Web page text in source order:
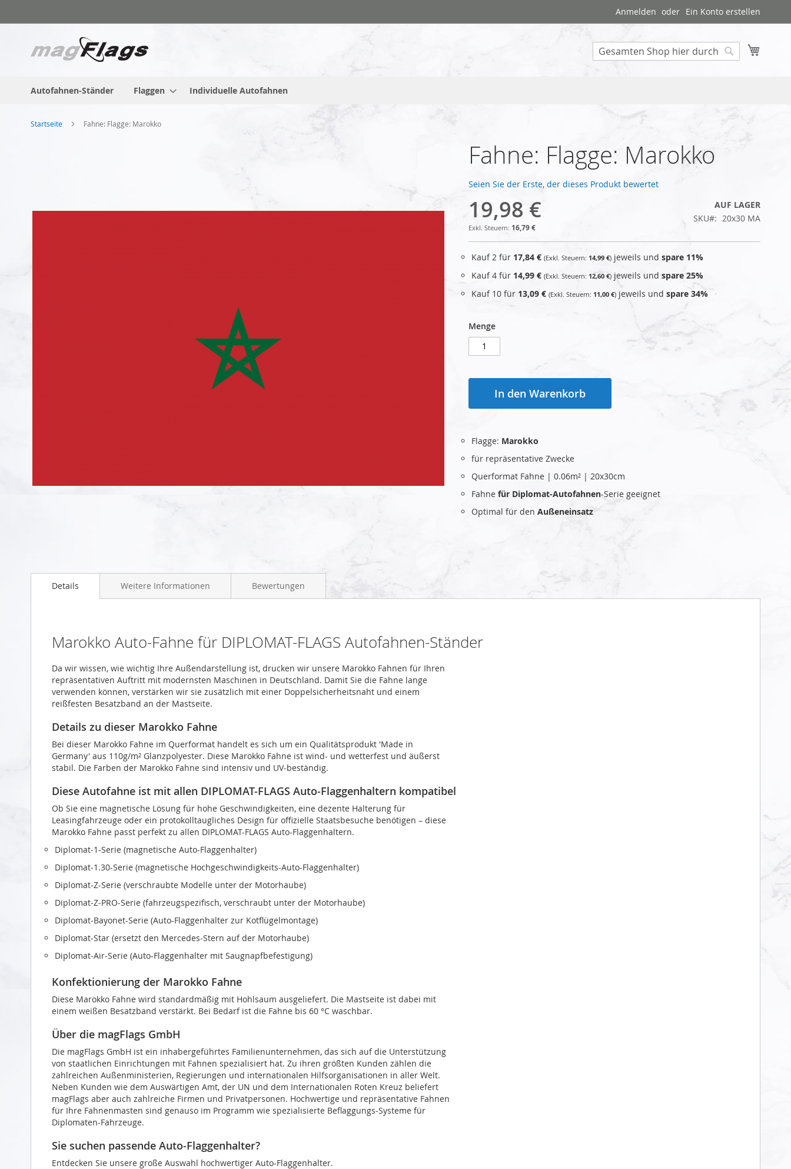
Inhalt
Anmelden Ein Konto erstellen
Autofahnen-Ständer Flaggen Individuelle Autofahnen
Startseite Fahne: Flagge: Marokko
Anfang
Fahne: Flagge: Marokko
Seien Sie der Erste, der dieses Produkt bewertet
19,98 €
16,79 €
AUF LAGER
SKU
20x30 MA
Kauf 2 für 17,84 € 14,99 € jeweils und spare 11%
Kauf 4 für 14,99 € 12,60 € jeweils und spare 25%
Kauf 10 für 13,09 € 11,00 € jeweils und spare 34%
Menge
In den Warenkorb
Flagge: Marokko
für repräsentative Zwecke
Querformat Fahne | 0.06m² | 20x30cm
Fahne für Diplomat-Autofahnen-Serie geeignet
Optimal für den Außeneinsatz
Details
Marokko Auto-Fahne für DIPLOMAT-FLAGS Autofahnen-Ständer
Da wir wissen, wie wichtig Ihre Außendarstellung ist, drucken wir unsere Marokko Fahnen für Ihren
repräsentativen Auftritt mit modernsten Maschinen in Deutschland. Damit Sie die Fahne lange
verwenden können, verstärken wir sie zusätzlich mit einer Doppelsicherheitsnaht und einem
reißfesten Besatzband an der Mastseite.
Details zu dieser Marokko Fahne
Bei dieser Marokko Fahne im Querformat handelt es sich um ein Qualitätsprodukt 'Made in
Germany' aus 110g/m² Glanzpolyester. Diese Marokko Fahne ist wind- und wetterfest und äußerst
stabil. Die Farben der Marokko Fahne sind intensiv und UV-beständig.
Diese Autofahne ist mit allen DIPLOMAT-FLAGS Auto-Flaggenhaltern kompatibel
Ob Sie eine magnetische Lösung für hohe Geschwindigkeiten, eine dezente Halterung für
Leasingfahrzeuge oder ein protokolltaugliches Design für offizielle Staatsbesuche benötigen – diese
Marokko Fahne passt perfekt zu allen DIPLOMAT-FLAGS Auto-Flaggenhaltern.
Diplomat‑1-Serie (magnetische Auto-Flaggenhalter)
Diplomat‑1.30-Serie (magnetische Hochgeschwindigkeits-Auto-Flaggenhalter)
Diplomat‑Z-Serie (verschraubte Modelle unter der Motorhaube)
Diplomat‑Z‑PRO-Serie (fahrzeugspezifisch, verschraubt unter der Motorhaube)
Diplomat‑Bayonet-Serie (Auto-Flaggenhalter zur Kotflügelmontage)
Diplomat‑Star (ersetzt den Mercedes-Stern auf der Motorhaube)
Diplomat‑Air-Serie (Auto-Flaggenhalter mit Saugnapfbefestigung)
Konfektionierung der Marokko Fahne
Diese Marokko Fahne wird standardmäßig mit Hohlsaum ausgeliefert. Die Mastseite ist dabei mit
einem weißen Besatzband verstärkt. Bei Bedarf ist die Fahne bis 60 °C waschbar.
Über die magFlags GmbH
Die magFlags GmbH ist ein inhabergeführtes Familienunternehmen, das sich auf die Unterstützung
von staatlichen Einrichtungen mit Fahnen spezialisiert hat. Zu ihren größten Kunden zählen die
zahlreichen Außenministerien, Regierungen und internationalen Hilfsorganisationen in aller Welt.
Neben Kunden wie dem Auswärtigen Amt, der UN und dem Internationalen Roten Kreuz beliefert
magFlags aber auch zahlreiche Firmen und Privatpersonen. Hochwertige und repräsentative Fahnen
für Ihre Fahnenmasten sind genauso im Programm wie spezialisierte Beflaggungs-Systeme für
Diplomaten-Fahrzeuge.
Sie suchen passende Auto-Flaggenhalter?
Entdecken Sie unsere große Auswahl hochwertiger Auto-Flaggenhalter.
Weitere Informationen Bewertungen